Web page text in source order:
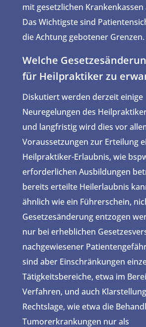
mit gesetzlichen
Das Wichtigste sind
die Achtung gebotener Grenzen.
Welche
für Heilpraktiker zu
Diskutiert werden derzeit einige
Neuregelungen des
und langfristig wird dies vor
Voraussetzungen zur Erteilung
Heilpraktiker-Erlaubnis, wie
erforderlichen Ausbildungen
bereits erteilte Heilerlaubnis
ähnlich wie ein Führerschein,
Gesetzesänderung entzogen
nur bei erheblichen
nachgewiesener
sind aber Einschränkungen
Tätigkeitsbereiche, etwa im
Verfahren, und auch
Rechtslage, wie etwa die
Tumorerkrankungen nur als